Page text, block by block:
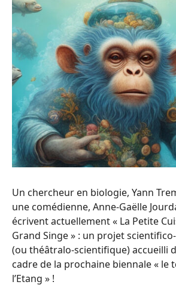
Un chercheur en biologie, Yann
une comédienne, Anne-Gaëlle
écrivent actuellement « La Petite
Grand Singe » : un projet
(ou théâtralo-scientifique) accueilli
cadre de la prochaine biennale « le
l’Etang » !